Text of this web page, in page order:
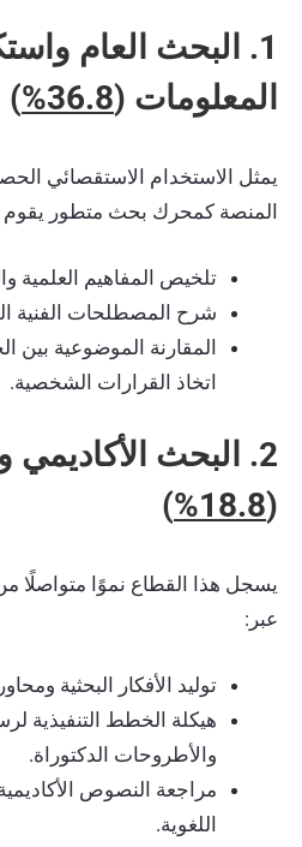
1. البحث العام
المعلومات (36.8%
)
يمثل الاستخدام الاستقصائي
المنصة كمحرك بحث متطور يقوم
تلخيص المفاهيم العلمية
شرح المصطلحات الفنية
المقارنة الموضوعية بين
اتخاذ القرارات الشخصية.
2. البحث الأكاديمي
(
18.8%
)
يسجل هذا القطاع نموًا متواصلًا
عبر:
توليد الأفكار البحثية
هيكلة الخطط التنفيذية
والأطروحات الدكتوراة.
مراجعة النصوص
اللغوية.